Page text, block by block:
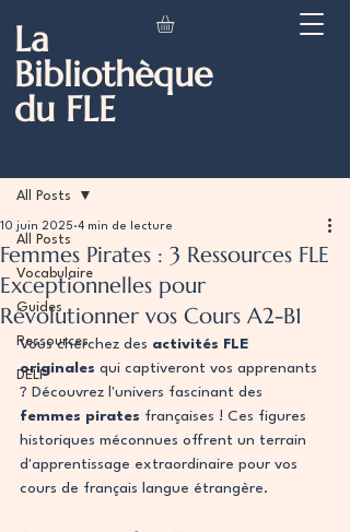
La
Bibliothèque
du FLE
All Posts
Vocabulaire
Guides
Ressources
DELF
All Posts
Femmes Pirates : 3 Ressources FLE
Exceptionnelles pour
Révolutionner vos Cours A2-B1
10 juin 2025 4 min de lecture
Vous cherchez des activités FLE
originales qui captiveront vos apprenants
? Découvrez l'univers fascinant des
femmes pirates françaises ! Ces figures
historiques méconnues offrent un terrain
d'apprentissage extraordinaire pour vos
cours de français langue étrangère.